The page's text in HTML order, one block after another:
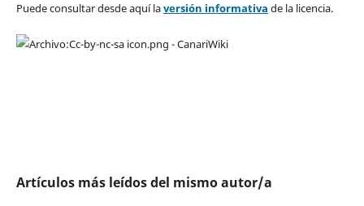
Puede consultar desde aquí laversión informativa de la licencia.
Artículos más leídos del mismo autor/a